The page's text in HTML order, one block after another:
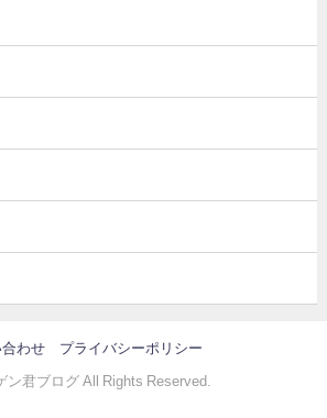
わせ プライバシーポリシー
ン君ブログ All Rights Reserved.